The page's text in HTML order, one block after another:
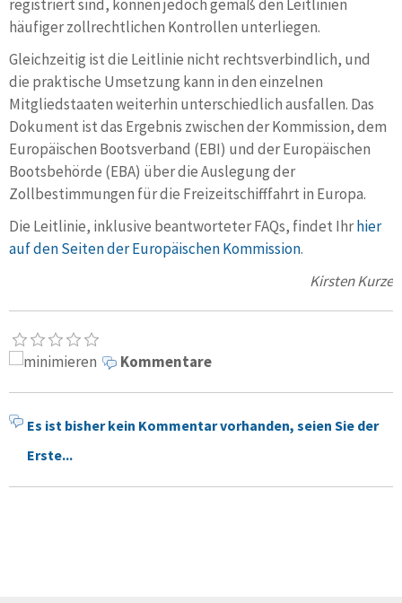
registriert sind, können jedoch gemäß den Leitlinien
häufiger zollrechtlichen Kontrollen unterliegen.
Gleichzeitig ist die Leitlinie nicht rechtsverbindlich, und
die praktische Umsetzung kann in den einzelnen
Mitgliedstaaten weiterhin unterschiedlich ausfallen. Das
Dokument ist das Ergebnis zwischen der Kommission, dem
Europäischen Bootsverband (EBI) und der Europäischen
Bootsbehörde (EBA) über die Auslegung der
Zollbestimmungen für die Freizeitschifffahrt in Europa.
Die Leitlinie, inklusive beantworteter FAQs, findet Ihrhier
auf den Seiten der Europäischen Kommission.
Kirsten Kurze
Kommentare
Es ist bisher kein Kommentar vorhanden, seien Sie der
Erste...